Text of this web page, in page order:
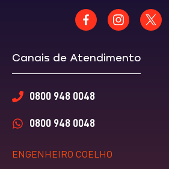
ENGENHEIRO COELHO
Canais de Atendimento
0800 948 0048
0800 948 0048